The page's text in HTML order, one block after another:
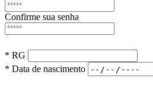
Confirme sua senha
* RG
* Data de nascimento